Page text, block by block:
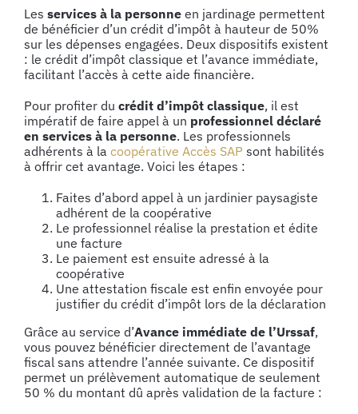
Les services à la personne en jardinage permettent
de bénéficier d’un crédit d’impôt à hauteur de 50%
sur les dépenses engagées. Deux dispositifs existent
: le crédit d’impôt classique et l’avance immédiate,
facilitant l’accès à cette aide financière.
Pour profiter du crédit d’impôt classique, il est
impératif de faire appel à un professionnel déclaré
en services à la personne. Les professionnels
adhérents à la coopérative Accès SAP sont habilités
à offrir cet avantage. Voici les étapes :
Faites d’abord appel à un jardinier paysagiste
adhérent de la coopérative
Le professionnel réalise la prestation et édite
une facture
Le paiement est ensuite adressé à la
coopérative
Une attestation fiscale est enfin envoyée pour
justifier du crédit d’impôt lors de la déclaration
Grâce au service d’Avance immédiate de l’Urssaf,
vous pouvez bénéficier directement de l’avantage
fiscal sans attendre l’année suivante. Ce dispositif
permet un prélèvement automatique de seulement
50 % du montant dû après validation de la facture :